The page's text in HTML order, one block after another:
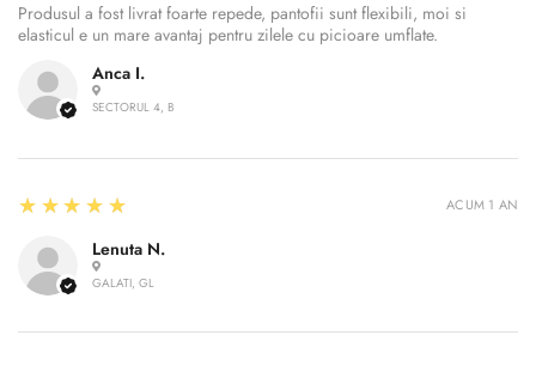
Anca I.
SECTORUL 4, B
Produsul a fost livrat foarte repede, pantofii sunt flexibili, moi si
elasticul e un mare avantaj pentru zilele cu picioare umflate.
Lenuta N.
GALATI, GL
5
★★★★★ ACUM 1 AN
Confirm your age